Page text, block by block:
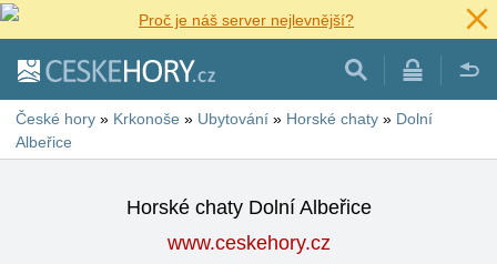
Proč je náš server nejlevnější?
České hory » Krkonoše » Ubytování » Horské chaty » Dolní
Albeřice
Horské chaty Dolní Albeřice
www.ceskehory.cz